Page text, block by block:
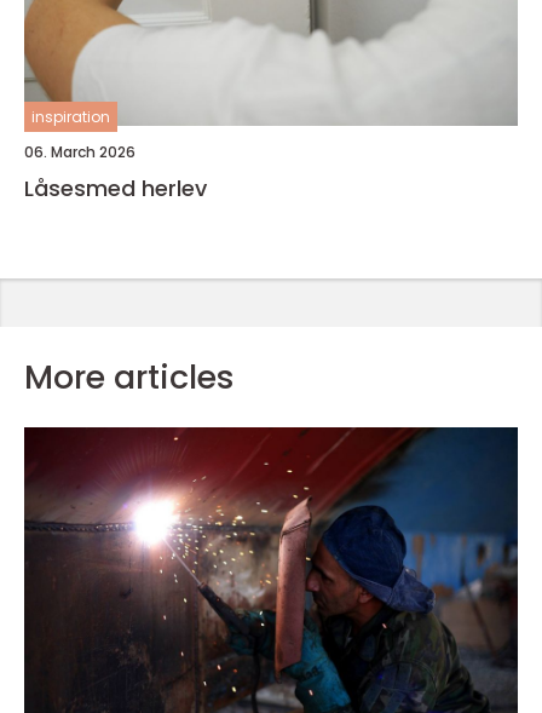
inspiration
06. March 2026
Låsesmed herlev
More articles